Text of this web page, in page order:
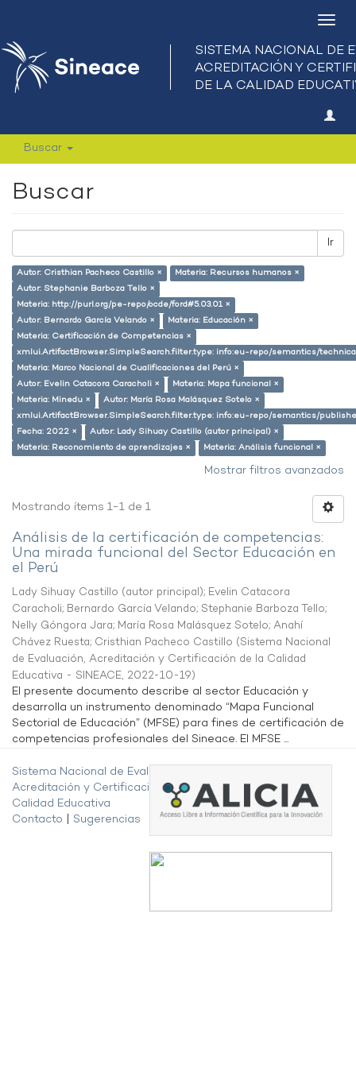
Buscar
Buscar
Ir
Autor: Cristhian Pacheco Castillo ×
Materia: Recursos humanos ×
Autor: Stephanie Barboza Tello ×
Materia: http://purl.org/pe-repo/ocde/ford#5.03.01 ×
Autor: Bernardo García Velando ×
Materia: Educación ×
Materia: Certificación de Competencias ×
xmlui.ArtifactBrowser.SimpleSearch.filter.type: info:eu-repo/semantics/
Materia: Marco Nacional de Cualificaciones del Perú ×
Autor: Evelin Catacora Caracholi ×
Materia: Mapa funcional ×
Materia: Minedu ×
Autor: María Rosa Malásquez Sotelo ×
xmlui.ArtifactBrowser.SimpleSearch.filter.type: info:eu-repo/semantics/
Fecha: 2022 ×
Autor: Lady Sihuay Castillo (autor principal) ×
Materia: Reconomiento de aprendizajes ×
Materia: Análisis funcional ×
Mostrar filtros avanzados
Mostrando ítems 1-1 de 1
Análisis de la certificación de competencias:
Una mirada funcional del Sector Educación en
el Perú
Lady Sihuay Castillo (autor principal); Evelin Catacora
Caracholi; Bernardo García Velando; Stephanie Barboza Tello;
Nelly Góngora Jara; María Rosa Malásquez Sotelo; Anahí
Chávez Ruesta; Cristhian Pacheco Castillo (Sistema Nacional
de Evaluación, Acreditación y Certificación de la Calidad
Educativa - SINEACE, 2022-10-19)
El presente documento describe al sector Educación y
desarrolla un instrumento denominado “Mapa Funcional
Sectorial de Educación” (MFSE) para fines de certificación de
competencias profesionales del Sineace. El MFSE ...
Sistema Nacional de Evaluación,
Acreditación y Certificación de la
Calidad Educativa
Contacto
Sugerencias